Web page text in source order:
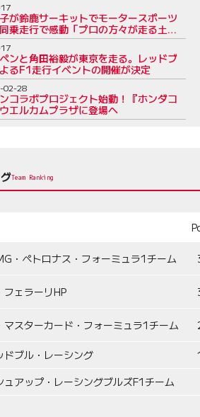
が鈴鹿サーキットでモータースポーツ
乗走行で感動「プロの方々が走る土俵
ンと角田裕毅が東京を走る。レッドブ
るF1走行イベントの開催が決定
コラボプロジェクト始動！『ホンダコ
エルカムプラザに登場へ
02-28
Team Ranking
・ペトロナス・フォーミュラ1チーム
フェラーリHP
マスターカード・フォーミュラ1チーム
ドブル・レーシング
ュアップ・レーシングブルズF1チーム